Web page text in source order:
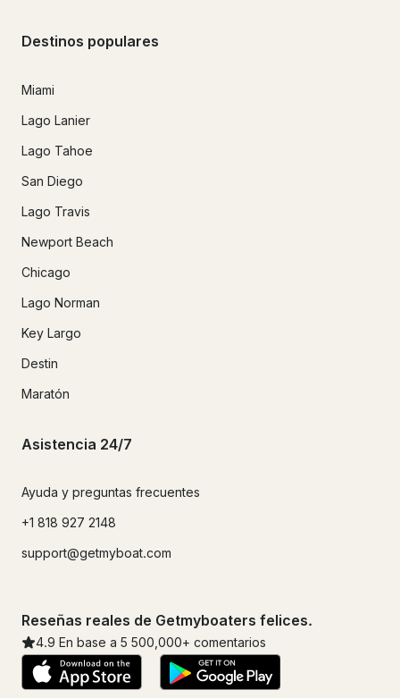
Destinos populares
Miami
Lago Lanier
Lago Tahoe
San Diego
Lago Travis
Newport Beach
Chicago
Lago Norman
Key Largo
Destin
Maratón
Asistencia 24/7
Ayuda y preguntas frecuentes
+1 818 927 2148
support@getmyboat.com
Reseñas reales de Getmyboaters felices.
4.9 En base a 5 500,000+ comentarios